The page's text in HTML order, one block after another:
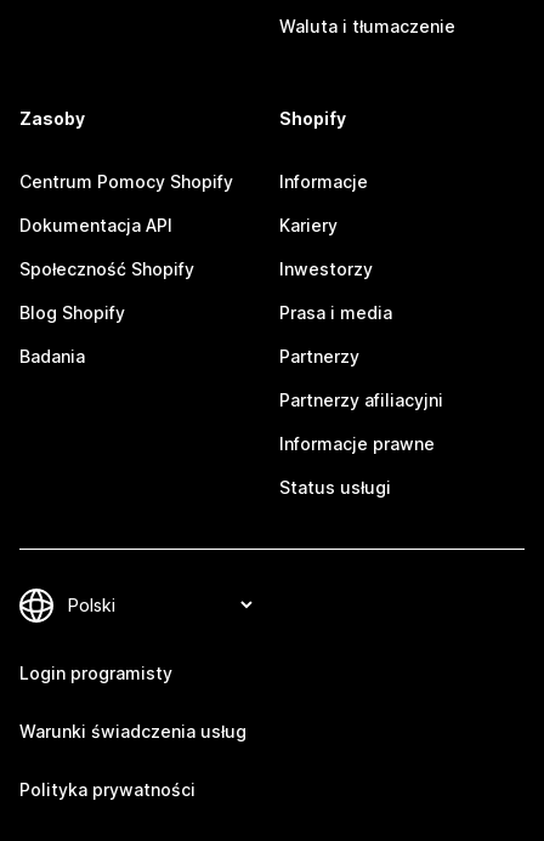
Waluta i tłumaczenie
Zasoby
Centrum Pomocy Shopify
Dokumentacja API
Społeczność Shopify
Blog Shopify
Badania
Shopify
Informacje
Kariery
Inwestorzy
Prasa i media
Partnerzy
Partnerzy afiliacyjni
Informacje prawne
Status usługi
Login programisty
Warunki świadczenia usług
Polityka prywatności